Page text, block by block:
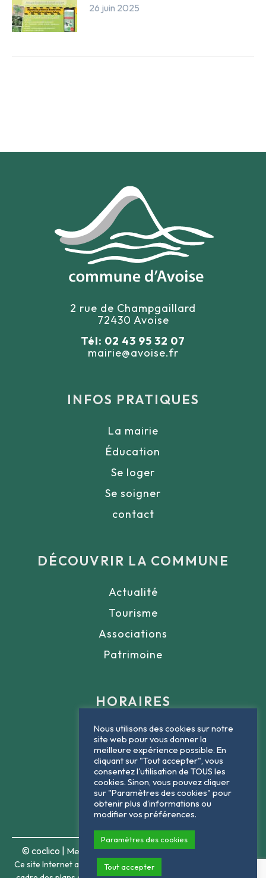
26 juin 2025
2 rue de Champgaillard
72430 Avoise
Tél: 02 43 95 32 07
mairie@avoise.fr
INFOS PRATIQUES
La mairie
Éducation
Se loger
Se soigner
contact
DÉCOUVRIR LA COMMUNE
Actualité
Tourisme
Associations
Patrimoine
HORAIRES
Lundi : 9h - 12h
Mardi : 9h - 12h
Jeudi : 9h - 12h
Vendredi : 9h - 12h
© coclico | Mentions légales|Politique de confidentialité
Ce site Internet a été financé dans le
Nous utilisons des cookies sur notre
site web pour vous donner la
meilleure expérience possible. En
cliquant sur "Tout accepter", vous
consentez l'utilisation de TOUS les
cookies. Sinon, vous pouvez cliquer
sur "Paramètres des cookies" pour
obtenir plus d’informations ou
modifier vos préférences.
Paramètres des cookies
Tout accepter